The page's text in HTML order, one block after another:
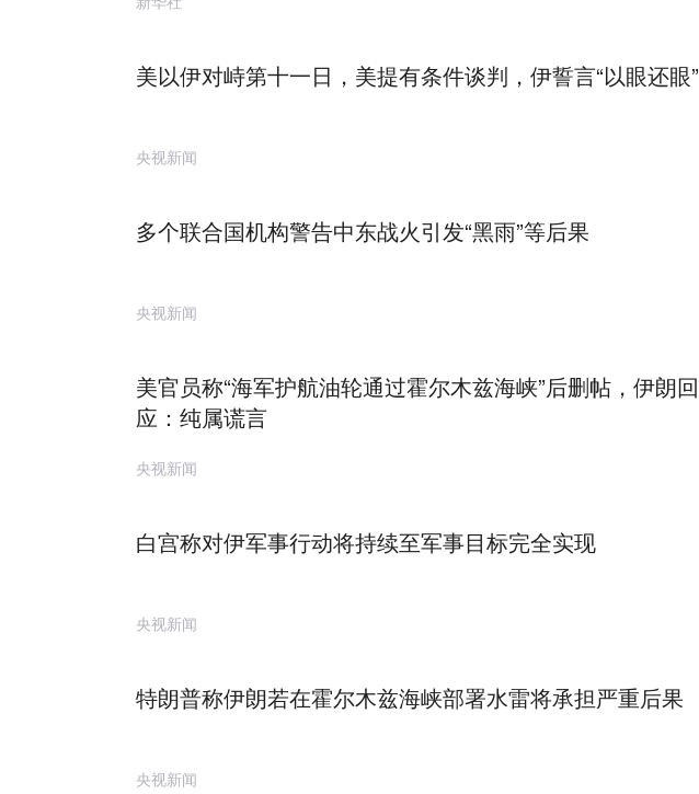
美以伊对峙第十一日，美提有条件谈判，伊誓言“以眼还眼”
央视新闻
多个联合国机构警告中东战火引发“黑雨”等后果
央视新闻
美官员称“海军护航油轮通过霍尔木兹海峡”后删帖，伊朗回
应：纯属谎言
央视新闻
白宫称对伊军事行动将持续至军事目标完全实现
央视新闻
特朗普称伊朗若在霍尔木兹海峡部署水雷将承担严重后果
央视新闻